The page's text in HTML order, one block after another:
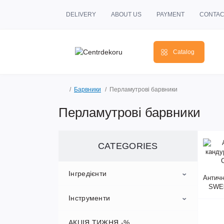
DELIVERY ABOUT US PAYMENT
Catalog
Барвники Перламутрові барвники
Перламутрові барвники
CATEGORIES
Інгредієнти
Ароматизатори
Борошно, дріжджі, закваски
Інструменти
Вирубки для пряників